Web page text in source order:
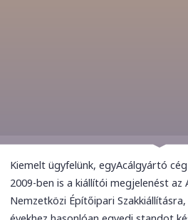
Kiemelt ügyfelünk, egyAcálgyártó
2009-ben is a kiállítói megjelenést
Nemzetközi Építőipari